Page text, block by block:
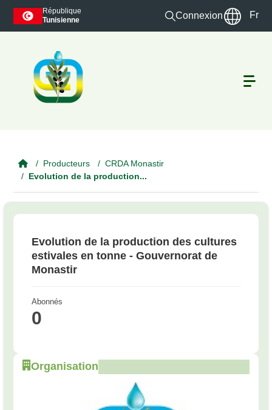
Skip to main content
République
Tunisienne
Connexion Fr
Producteurs
CRDA Monastir
Evolution de la production...
Evolution de la production des cultures
estivales en tonne - Gouvernorat de
Monastir
Abonnés
0
Organisation